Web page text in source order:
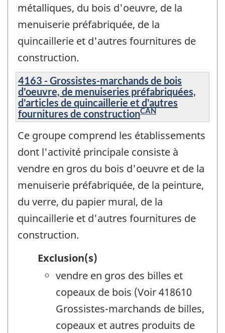
métalliques, du bois d'oeuvre, de la
menuiserie préfabriquée, de la
quincaillerie et d'autres fournitures de
construction.
4163 - Grossistes-marchands de bois
d'oeuvre, de menuiseries préfabriquées,
d'articles de quincaillerie et d'autres
fournitures de constructionCAN
Ce groupe comprend les établissements
dont l'activité principale consiste à
vendre en gros du bois d'oeuvre et de la
menuiserie préfabriquée, de la peinture,
du verre, du papier mural, de la
quincaillerie et d'autres fournitures de
construction.
Exclusion(s)
vendre en gros des billes et
copeaux de bois (Voir 418610
Grossistes-marchands de billes,
copeaux et autres produits de